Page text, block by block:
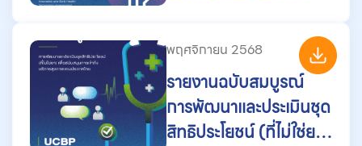
คุ้มค่าของนวัตกรรมใน
ระยะเริ่มต้นของการวิจัย
และพัฒนาประเทศไทย
(ปีงบประมาณ 2568)
พฤศจิกายน 2568
รายงานฉบับสมบูรณ์
การพัฒนาและประเมินชุด
สิทธิประโยชน์ (ที่ไม่ใช่ยา)